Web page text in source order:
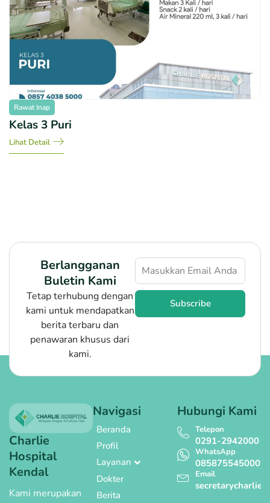
Rawat Inap
Kelas 3 Puri
Lihat Detail
Berlangganan
Buletin Kami
Tetap terhubung dengan
kami untuk mendapatkan
berita terbaru dan
penawaran khusus dari
kami.
Subscribe
Charlie
Hospital
Kendal
Kami merupakan
Navigasi
Beranda
Profil
Layanan
Dokter
Berita
Hubungi Kami
Telepon
0291-2942000
WhatsApp
085875545000
Email